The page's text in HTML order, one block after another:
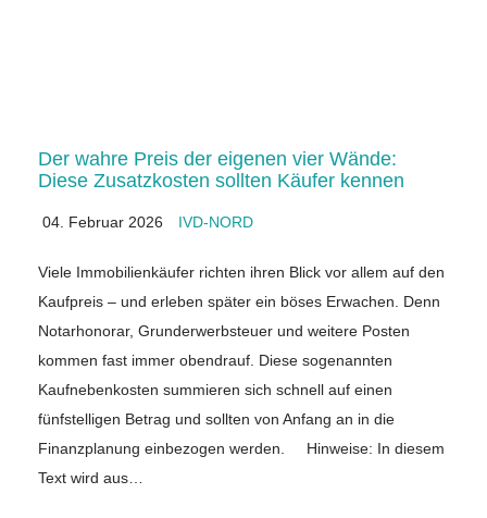
Der wahre Preis der eigenen vier Wände:
Diese Zusatzkosten sollten Käufer kennen
04. Februar 2026 IVD-NORD
Viele Immobilienkäufer richten ihren Blick vor allem auf den
Kaufpreis – und erleben später ein böses Erwachen. Denn
Notarhonorar, Grunderwerbsteuer und weitere Posten
kommen fast immer obendrauf. Diese sogenannten
Kaufnebenkosten summieren sich schnell auf einen
fünfstelligen Betrag und sollten von Anfang an in die
Finanzplanung einbezogen werden. Hinweise: In diesem
Text wird aus…